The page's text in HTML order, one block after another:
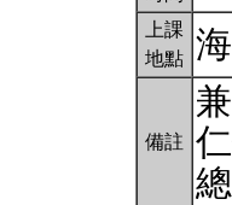
上課
地點
備註